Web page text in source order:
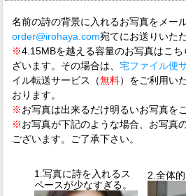
名前の詩の背景に入れるお写真をメー
order@irohaya.com宛てにお送りいた
※4.15MBを越える容量のお写真はこ
ざいます。その場合は、 宅ファイル便
イル転送サービス（無料）をご利用い
おります。
※お写真は出来るだけ明るいお写真を
※お写真が下記のような場合、お写真
ございます。ご了承下さい。
1.写真に詩を入れるス
ペースが少なすぎる。
2.全体的